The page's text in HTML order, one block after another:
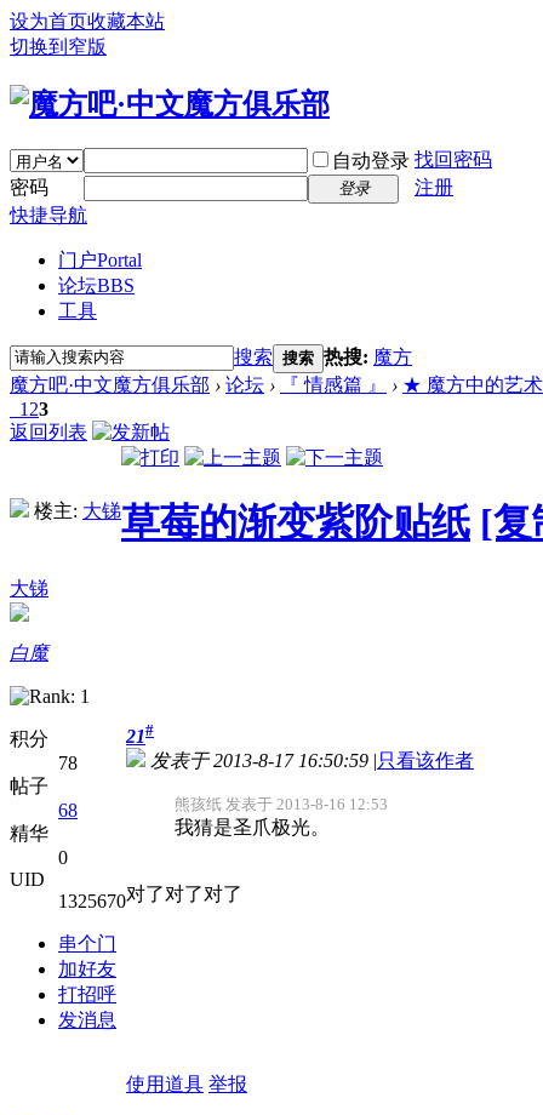
设为首页收藏本站
切换到窄版
自动登录 找回密码
密码
登录
注册
快捷导航
门户Portal
论坛BBS
工具
搜索 搜索 热搜: 魔方
魔方吧·中文魔方俱乐部 › 论坛 › 『 情感篇 』 › ★ 魔方中的艺术
1 23
返回列表
楼主: 大锑草莓的渐变紫阶贴纸 [复
大锑
白魔
积分
78
帖子
68
精华
0
UID
1325670
串个门
加好友
打招呼
发消息
21#
发表于 2013-8-17 16:50:59 |只看该作者
熊孩纸 发表于 2013-8-16 12:53
我猜是圣爪极光。
对了对了对了
使用道具 举报